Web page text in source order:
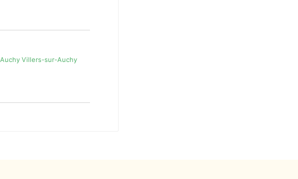
Auchy Villers-sur-Auchy